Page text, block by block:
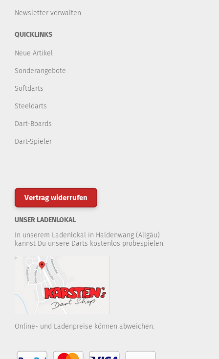
Newsletter verwalten
QUICKLINKS
Neue Artikel
Sonderangebote
Softdarts
Steeldarts
Dart-Boards
Dart-Spieler
Vertrag widerrufen
UNSER LADENLOKAL
In unserem Ladenlokal in Haldenwang (Allgäu)
kannst Du unsere Darts kostenlos probespielen.
Online- und Ladenpreise können abweichen.